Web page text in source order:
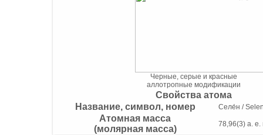
Черные, серые и красные
аллотропные модификации
Свойства атома
Название, символ, номер
Селе́н /
Атомная масса
(молярная масса)
78,96(3) а. е.